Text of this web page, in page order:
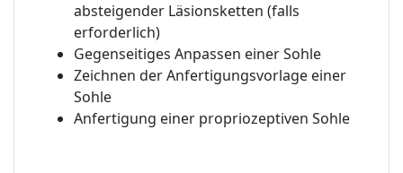
absteigender Läsionsketten (falls
erforderlich)
Gegenseitiges Anpassen einer Sohle
Zeichnen der Anfertigungsvorlage einer
Sohle
Anfertigung einer propriozeptiven Sohle